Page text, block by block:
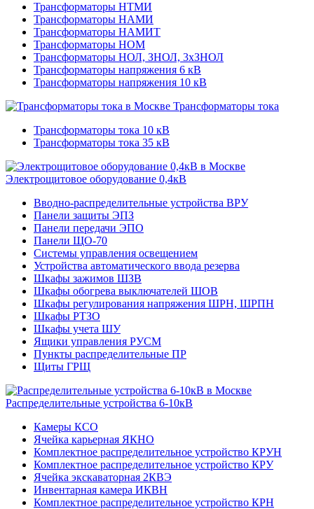
Трансформаторы НТМИ
Трансформаторы НАМИ
Трансформаторы НАМИТ
Трансформаторы НОМ
Трансформаторы НОЛ, ЗНОЛ, 3хЗНОЛ
Трансформаторы напряжения 6 кВ
Трансформаторы напряжения 10 кВ
Трансформаторы тока
Трансформаторы тока 10 кВ
Трансформаторы тока 35 кВ
Электрощитовое оборудование 0,4кВ
Вводно-распределительные устройства ВРУ
Панели защиты ЭПЗ
Панели передачи ЭПО
Панели ЩО-70
Системы управления освещением
Устройства автоматического ввода резерва
Шкафы зажимов ШЗВ
Шкафы обогрева выключателей ШОВ
Шкафы регулирования напряжения ШРН, ШРПН
Шкафы РТЗО
Шкафы учета ШУ
Ящики управления РУСМ
Пункты распределительные ПР
Щиты ГРЩ
Распределительные устройства 6-10кВ
Камеры КСО
Ячейка карьерная ЯКНО
Комплектное распределительное устройство КРУН
Комплектное распределительное устройство КРУ
Ячейка экскаваторная 2КВЭ
Инвентарная камера ИКВН
Комплектное распределительное устройство КРН